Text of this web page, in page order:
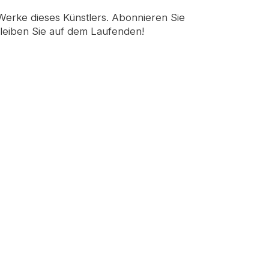
dieses Künstlers. Abonnieren Sie
Sie auf dem Laufenden!